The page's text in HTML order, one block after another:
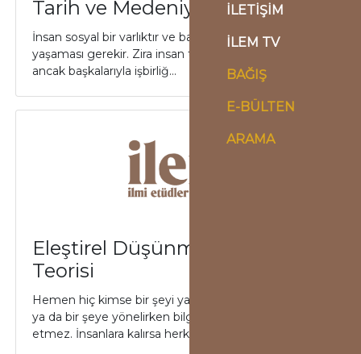
İLETİŞİM
İLEM TV
BAĞIŞ
E-BÜLTEN
ARAMA
Tarih ve Medeniyet
İnsan sosyal bir varlıktır ve başkalarıyla birlikte
yaşaması gerekir. Zira insan tabii ve zaruri ihtiyaçlarını
ancak başkalarıyla işbirliğ...
Eleştirel Düşünme ve Bilgi
Teorisi
Hemen hiç kimse bir şeyi yaparken cahilce yaptığını
ya da bir şeye yönelirken bilgisizce yöneldiğini kabul
etmez. İnsanlara kalırsa herkes...